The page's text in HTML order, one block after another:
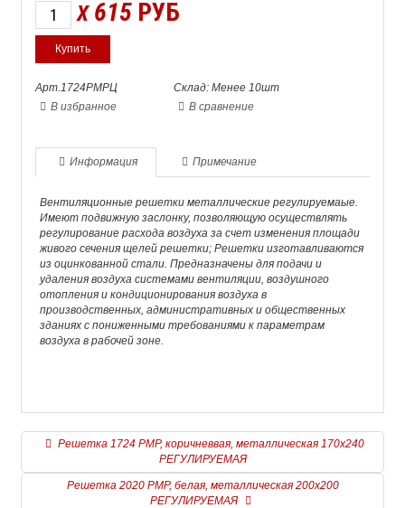
X 615 РУБ
Арт.1724РМРЦ
Склад: Менее 10шт
В избранное
В сравнение
Информация Примечание
Вентиляционные решетки металлические регулируемаые.
Имеют подвижную заслонку, позволяющую осуществлять
регулирование расхода воздуха за счет изменения площади
живого сечения щелей решетки; Решетки изготавливаются
из оцинкованной стали. Предназначены для подачи и
удаления воздуха системами вентиляции, воздушного
отопления и кондиционирования воздуха в
производственных, административных и общественных
зданиях с пониженными требованиями к параметрам
воздуха в рабочей зоне.
Решетка 1724 РМР, коричневвая, металлическая 170х240
РЕГУЛИРУЕМАЯ
Решетка 2020 РМР, белая, металлическая 200х200
РЕГУЛИРУЕМАЯ